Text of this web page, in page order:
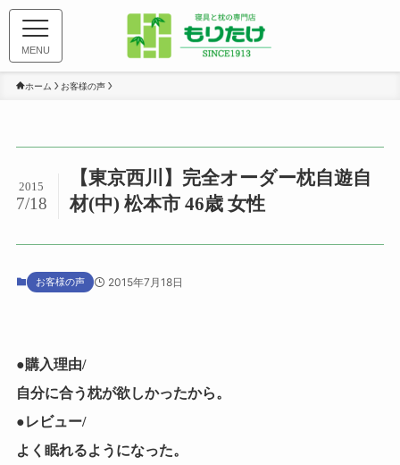
MENU
ホーム お客様の声
【東京西川】完全オーダー枕自遊自
材(中) 松本市 46歳 女性
2015
7/18
お客様の声 2015年7月18日
●購入理由/
自分に合う枕が欲しかったから。
●レビュー/
よく眠れるようになった。